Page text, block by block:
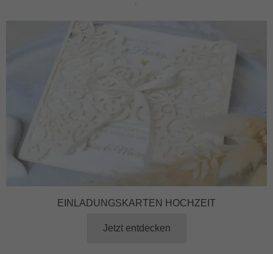
EINLADUNGSKARTEN HOCHZEIT
Jetzt entdecken